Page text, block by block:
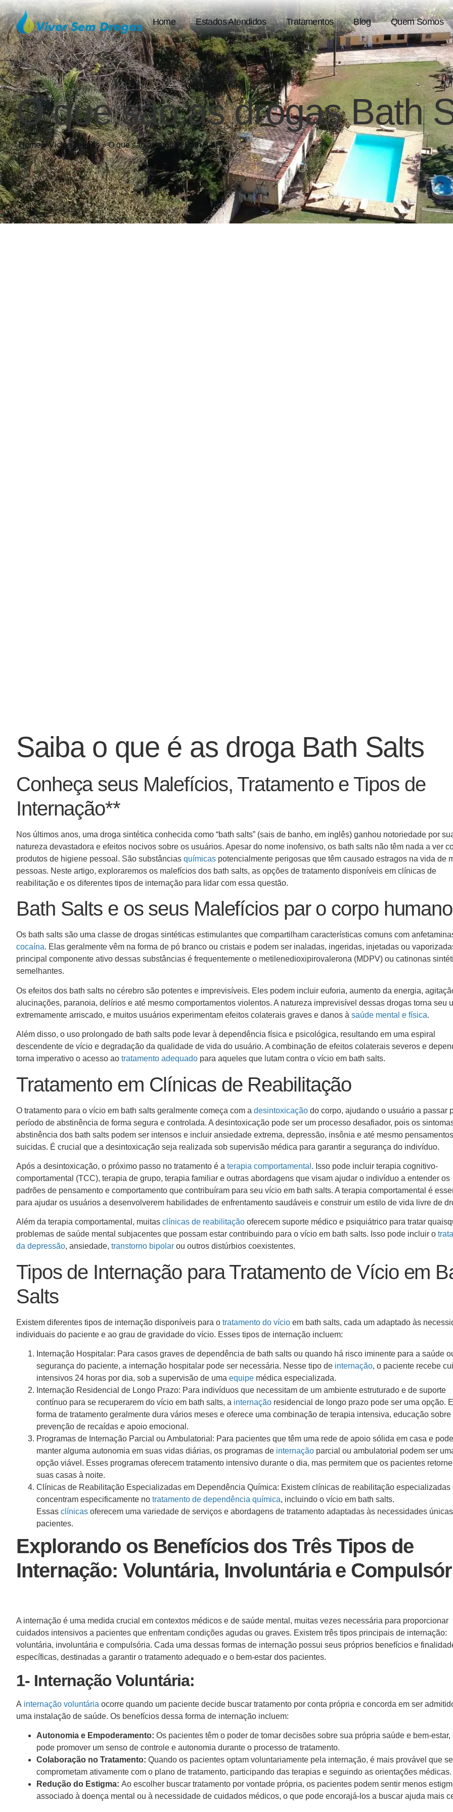
Home Estados Atendidos Tratamentos Blog Quem Somos
O que são as drogas Bath
Home»Vícios Drogas»O que são as drogas Bath Salts
Saiba o que é as droga Bath Salts
Conheça seus Malefícios, Tratamento e Tipos de
Internação**
Nos últimos anos, uma droga sintética conhecida como “bath salts” (sais de banho, em inglês) ganhou notoriedade por
natureza devastadora e efeitos nocivos sobre os usuários. Apesar do nome inofensivo, os bath salts não têm nada a ver
produtos de higiene pessoal. São substâncias químicas potencialmente perigosas que têm causado estragos na vida de
pessoas. Neste artigo, exploraremos os malefícios dos bath salts, as opções de tratamento disponíveis em clínicas de
reabilitação e os diferentes tipos de internação para lidar com essa questão.
Bath Salts e os seus Malefícios par o corpo humano
Os bath salts são uma classe de drogas sintéticas estimulantes que compartilham características comuns com
cocaína. Elas geralmente vêm na forma de pó branco ou cristais e podem ser inaladas, ingeridas, injetadas ou
principal componente ativo dessas substâncias é frequentemente o metilenedioxipirovalerona (MDPV) ou catinonas
semelhantes.
Os efeitos dos bath salts no cérebro são potentes e imprevisíveis. Eles podem incluir euforia, aumento da energia,
alucinações, paranoia, delírios e até mesmo comportamentos violentos. A natureza imprevisível dessas drogas torna seu
extremamente arriscado, e muitos usuários experimentam efeitos colaterais graves e danos à saúde mental e física.
Além disso, o uso prolongado de bath salts pode levar à dependência física e psicológica, resultando em uma espiral
descendente de vício e degradação da qualidade de vida do usuário. A combinação de efeitos colaterais severos e
torna imperativo o acesso ao tratamento adequado para aqueles que lutam contra o vício em bath salts.
Tratamento em Clínicas de Reabilitação
O tratamento para o vício em bath salts geralmente começa com a desintoxicação do corpo, ajudando o usuário a passar
período de abstinência de forma segura e controlada. A desintoxicação pode ser um processo desafiador, pois os
abstinência dos bath salts podem ser intensos e incluir ansiedade extrema, depressão, insônia e até mesmo pensamentos
suicidas. É crucial que a desintoxicação seja realizada sob supervisão médica para garantir a segurança do indivíduo.
Após a desintoxicação, o próximo passo no tratamento é a terapia comportamental . Isso pode incluir terapia cognitivo-
comportamental (TCC), terapia de grupo, terapia familiar e outras abordagens que visam ajudar o indivíduo a entender os
padrões de pensamento e comportamento que contribuíram para seu vício em bath salts. A terapia comportamental é
para ajudar os usuários a desenvolverem habilidades de enfrentamento saudáveis e construir um estilo de vida livre de
Além da terapia comportamental, muitas clínicas de reabilitação oferecem suporte médico e psiquiátrico para tratar
problemas de saúde mental subjacentes que possam estar contribuindo para o vício em bath salts. Isso pode incluir o
da depressão, ansiedade, transtorno bipolar ou outros distúrbios coexistentes.
Tipos de Internação para Tratamento de Vício em
Salts
Existem diferentes tipos de internação disponíveis para o tratamento do vício em bath salts, cada um adaptado às
individuais do paciente e ao grau de gravidade do vício. Esses tipos de internação incluem:
Internação Hospitalar: Para casos graves de dependência de bath salts ou quando há risco iminente para a saúde
segurança do paciente, a internação hospitalar pode ser necessária. Nesse tipo de internação, o paciente recebe
intensivos 24 horas por dia, sob a supervisão de uma equipe médica especializada.
Internação Residencial de Longo Prazo: Para indivíduos que necessitam de um ambiente estruturado e de suporte
contínuo para se recuperarem do vício em bath salts, a internação residencial de longo prazo pode ser uma opção.
forma de tratamento geralmente dura vários meses e oferece uma combinação de terapia intensiva, educação sobre
prevenção de recaídas e apoio emocional.
Programas de Internação Parcial ou Ambulatorial: Para pacientes que têm uma rede de apoio sólida em casa e
manter alguma autonomia em suas vidas diárias, os programas de internação parcial ou ambulatorial podem ser
opção viável. Esses programas oferecem tratamento intensivo durante o dia, mas permitem que os pacientes
suas casas à noite.
Clínicas de Reabilitação Especializadas em Dependência Química: Existem clínicas de reabilitação especializadas
concentram especificamente no tratamento de dependência química, incluindo o vício em bath salts.
Essas clínicas oferecem uma variedade de serviços e abordagens de tratamento adaptadas às necessidades
pacientes.
Explorando os Benefícios dos Três Tipos de
Internação: Voluntária, Involuntária e
A internação é uma medida crucial em contextos médicos e de saúde mental, muitas vezes necessária para proporcionar
cuidados intensivos a pacientes que enfrentam condições agudas ou graves. Existem três tipos principais de internação:
voluntária, involuntária e compulsória. Cada uma dessas formas de internação possui seus próprios benefícios e
específicas, destinadas a garantir o tratamento adequado e o bem-estar dos pacientes.
1- Internação Voluntária:
A internação voluntária ocorre quando um paciente decide buscar tratamento por conta própria e concorda em ser
uma instalação de saúde. Os benefícios dessa forma de internação incluem:
Autonomia e Empoderamento: Os pacientes têm o poder de tomar decisões sobre sua própria saúde e bem-estar,
pode promover um senso de controle e autonomia durante o processo de tratamento.
Colaboração no Tratamento: Quando os pacientes optam voluntariamente pela internação, é mais provável que se
comprometam ativamente com o plano de tratamento, participando das terapias e seguindo as orientações médicas.
Redução do Estigma: Ao escolher buscar tratamento por vontade própria, os pacientes podem sentir menos
associado à doença mental ou à necessidade de cuidados médicos, o que pode encorajá-los a buscar ajuda mais